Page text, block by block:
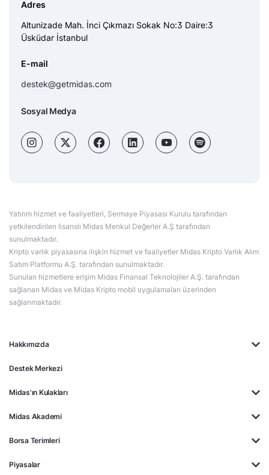
Hakkımızda
Destek Merkezi
Midas'ın Kulakları
Midas Akademi
Borsa Terimleri
Piyasalar
Adres
Altunizade Mah. İnci Çıkmazı Sokak No:3 Daire:3
Üsküdar İstanbul
E-mail
destek@getmidas.com
Sosyal Medya
Yatırım hizmet ve faaliyetleri, Sermaye Piyasası Kurulu tarafından
yetkilendirilen lisanslı Midas Menkul Değerler A.Ş tarafından
sunulmaktadır.
Kripto varlık piyasasına ilişkin hizmet ve faaliyetler Midas Kripto Varlık Alım
Satım Platformu A.Ş. tarafından sunulmaktadır.
Sunulan hizmetlere erişim Midas Finansal Teknolojiler A.Ş. tarafından
sağlanan Midas ve Midas Kripto mobil uygulamaları üzerinden
sağlanmaktadır.